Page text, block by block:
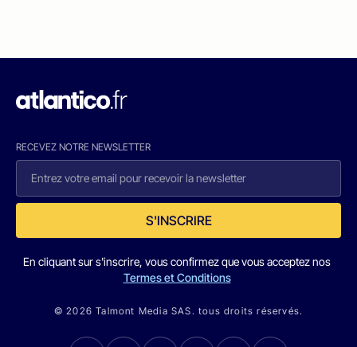
RECEVEZ NOTRE NEWSLETTER
S'INSCRIRE
En cliquant sur s'inscrire, vous confirmez que vous acceptez nos
Termes et Conditions
© 2026 Talmont Media SAS. tous droits réservés.